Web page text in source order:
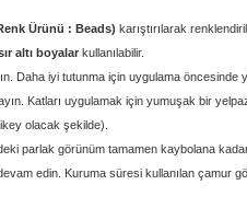
Ürünü : Beads) karıştırılarak
altı boyalar kullanılabilir.
Daha iyi tutunma için uygulama öncesinde
Katları uygulamak için yumuşak bir
olacak şekilde).
parlak görünüm tamamen kaybolana
edin. Kuruma süresi kullanılan çamur